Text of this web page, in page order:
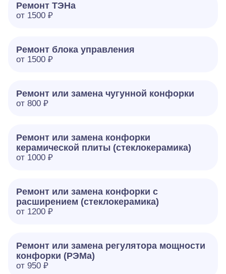
Ремонт ТЭНа
от 1500 ₽
Ремонт блока управления
от 1500 ₽
Ремонт или замена чугунной конфорки
от 800 ₽
Ремонт или замена конфорки
керамической плиты (стеклокерамика)
от 1000 ₽
Ремонт или замена конфорки с
расширением (стеклокерамика)
от 1200 ₽
Ремонт или замена регулятора мощности
конфорки (РЭМа)
от 950 ₽